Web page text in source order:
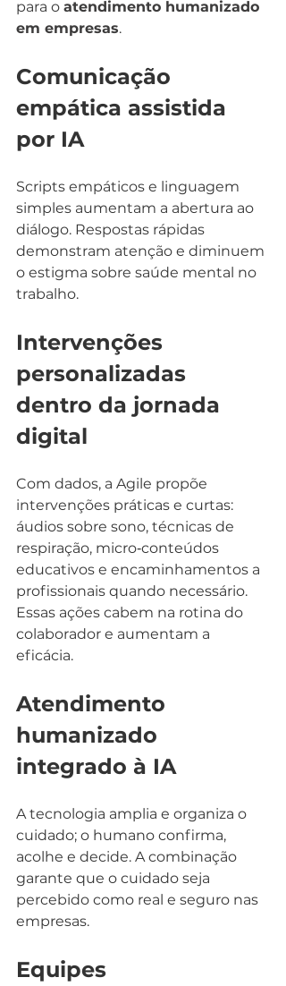
para o atendimento humanizado
em empresas.
Comunicação
empática assistida
por IA
Scripts empáticos e linguagem
simples aumentam a abertura ao
diálogo. Respostas rápidas
demonstram atenção e diminuem
o estigma sobre saúde mental no
trabalho.
Intervenções
personalizadas
dentro da jornada
digital
Com dados, a Agile propõe
intervenções práticas e curtas:
áudios sobre sono, técnicas de
respiração, micro‑conteúdos
educativos e encaminhamentos a
profissionais quando necessário.
Essas ações cabem na rotina do
colaborador e aumentam a
eficácia.
Atendimento
humanizado
integrado à IA
A tecnologia amplia e organiza o
cuidado; o humano confirma,
acolhe e decide. A combinação
garante que o cuidado seja
percebido como real e seguro nas
empresas.
Equipes